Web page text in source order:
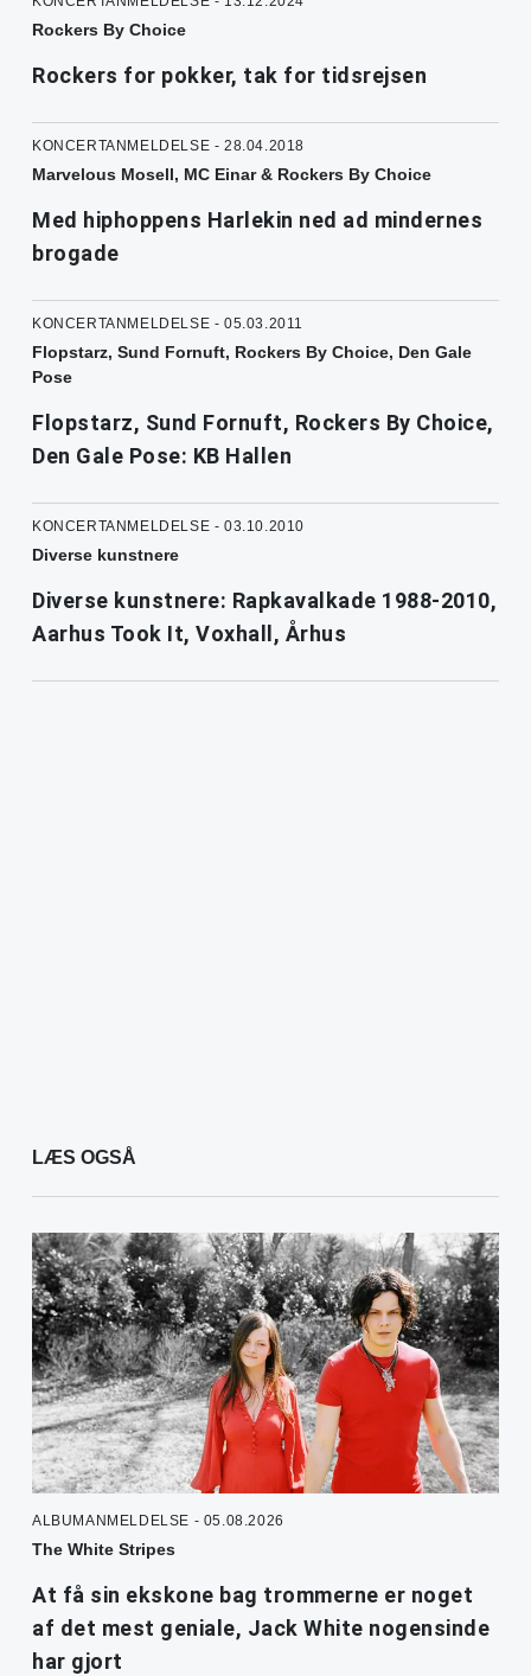
Rockers By Choice
Rockers for pokker, tak for tidsrejsen
KONCERTANMELDELSE - 28.04.2018
Marvelous Mosell, MC Einar & Rockers By Choice
Med hiphoppens Harlekin ned ad mindernes
brogade
KONCERTANMELDELSE - 05.03.2011
Flopstarz, Sund Fornuft, Rockers By Choice, Den Gale
Pose
Flopstarz, Sund Fornuft, Rockers By Choice,
Den Gale Pose: KB Hallen
KONCERTANMELDELSE - 03.10.2010
Diverse kunstnere
Diverse kunstnere: Rapkavalkade 1988-2010,
Aarhus Took It, Voxhall, Århus
LÆS OGSÅ
ALBUMANMELDELSE - 05.08.2026
The White Stripes
At få sin ekskone bag trommerne er noget
af det mest geniale, Jack White nogensinde
har gjort